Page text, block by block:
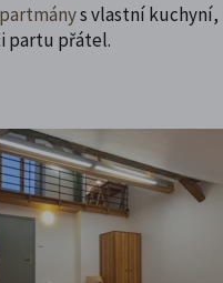
s vlastní
partu přátel.